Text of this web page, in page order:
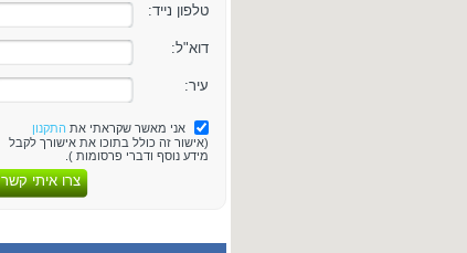
טלפון נייד:
דוא"ל:
עיר:
אני מאשר שקראתי את התקנון
(אישור זה כולל בתוכו את אישורך לקבל
מידע נוסף ודברי פרסומות ).
צרו איתי קשר